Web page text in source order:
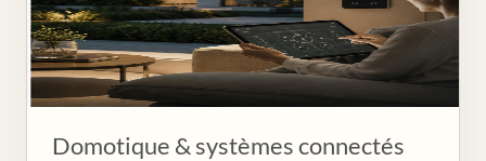
Domotique & systèmes connectés